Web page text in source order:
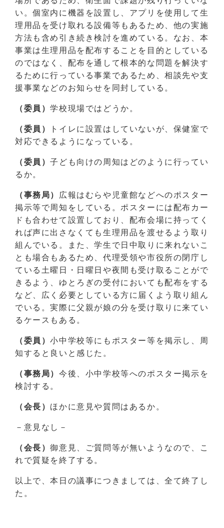
い。個室内に機器を設置し、アプリを使用して生
理用品を受け取れる設備等もあるため、他の実施
方法も含め引き続き検討を進めている。なお、本
事業は生理用品を配布することを目的としている
のではなく、配布を通して根本的な問題を解決す
るために行っている事業であるため、相談先や支
援事業などのお知らせを同封している。
（委員）学校現場ではどうか。
（委員）
トイレに設置はしていないが、保健室で
対応できるようになっている。
（委員）子ども向けの周知はどのように行ってい
るか。
（事務局）
広報はむらや児童館などへのポスター
掲示等で周知をしている。ポスターには配布カー
ドも合わせて設置しており、配布会場に持ってく
れば声に出さなくても生理用品を渡せるよう取り
組んでいる。また、学生で日中取りに来れないこ
とも場合もあるため、代理受領や市役所の閉庁し
ている土曜日・日曜日や夜間も受け取ることがで
きるよう、ゆとろぎの受付においても配布をする
など、広く必要としている方に届くよう取り組ん
でいる。実際に父親が娘の分を受け取りに来てい
るケースもある。
（委員）小中学校等にもポスター等を掲示し、周
知すると良いと感じた。
（事務局） 今後、小中学校等へのポスター掲示を
検討する。
（会長） ほかに意見や質問はあるか。
－意見なし－
（会長）御意見、ご質問等が無いようなので、こ
れで質疑を終了する。
以上で、本日の議事につきましては、全て終了し
た。